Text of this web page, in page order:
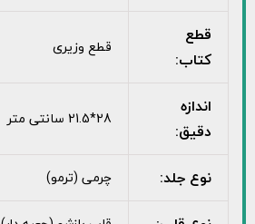
قطع
کتاب:
قطع وزیری
اندازه
دقیق:
28*21.5 سانتی متر
نوع جلد: چرمی (ترمو)